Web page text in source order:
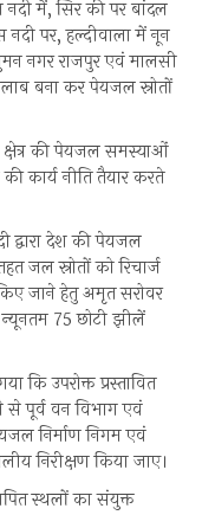
में, सिर की पर बांदल
नदी पर, हल्दीवाला में नून
नगर राजपुर एवं मालसी
बना कर पेयजल स्रोतों
क्षेत्र की पेयजल समस्याओं
कार्य नीति तैयार करते
द्वारा देश की पेयजल
जल स्रोतों को रिचार्ज
जाने हेतु अमृत सरोवर
75 छोटी झीलें
कि उपरोक्त प्रस्तावित
से पूर्व वन विभाग एवं
निर्माण निगम एवं
निरीक्षण किया जाए।
स्थलों का संयुक्त